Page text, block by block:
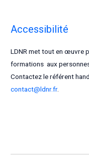
Accessibilité
LDNR met tout en œuvre
formations aux
Contactez le référent
contact@ldnr.fr.